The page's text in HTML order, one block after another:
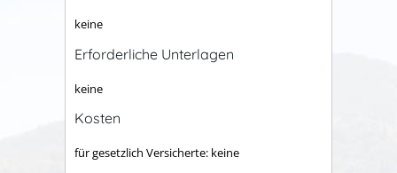
keine
Erforderliche Unterlagen
keine
Kosten
für gesetzlich Versicherte: keine